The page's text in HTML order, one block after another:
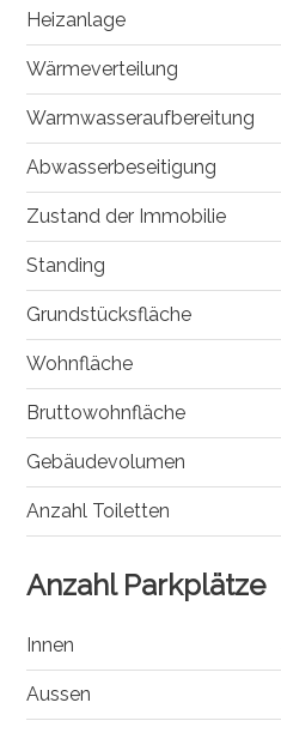
Heizanlage
Wärmeverteilung
Warmwasseraufbereitung
Abwasserbeseitigung
Zustand der Immobilie
Standing
Grundstücksfläche
Wohnfläche
Bruttowohnfläche
Gebäudevolumen
Anzahl Toiletten
Anzahl Parkplätze
Innen
Aussen